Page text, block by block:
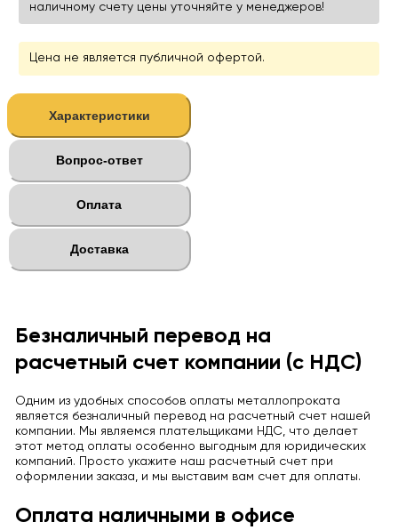
наличному счету цены уточняйте у менеджеров!
Цена не является публичной офертой.
Характеристики
Вопрос-ответ
Оплата
Доставка
Безналичный перевод на
расчетный счет компании (с НДС)
Одним из удобных способов оплаты металлопроката
является безналичный перевод на расчетный счет нашей
компании. Мы являемся плательщиками НДС, что делает
этот метод оплаты особенно выгодным для юридических
компаний. Просто укажите наш расчетный счет при
оформлении заказа, и мы выставим вам счет для оплаты.
Оплата наличными в офисе